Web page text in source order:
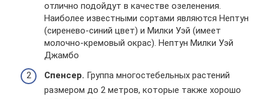
отлично подойдут в качестве озеленения.
Наиболее известными сортами являются Нептун
(сиренево-синий цвет) и Милки Уэй (имеет
молочно-кремовый окрас). Нептун Милки Уэй
Джамбо
Спенсер. Группа многостебельных растений
размером до 2 метров, которые также хорошо